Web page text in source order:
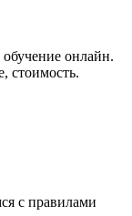
с правилами